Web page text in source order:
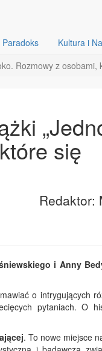
Paradoks
Kultura i
Rozmowy z osobami,
się
Redaktor:
i Anny
o intrygujących
pytaniach. O
. To nowe miejsce